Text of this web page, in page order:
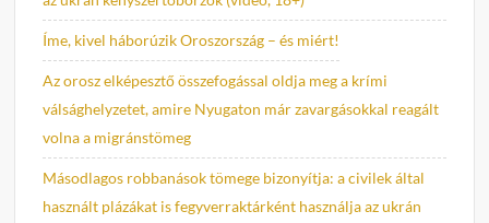
Íme, kivel háborúzik Oroszország – és miért!
Az orosz elképesztő összefogással oldja meg a krími
válsághelyzetet, amire Nyugaton már zavargásokkal reagált
volna a migránstömeg
Másodlagos robbanások tömege bizonyítja: a civilek által
használt plázákat is fegyverraktárként használja az ukrán